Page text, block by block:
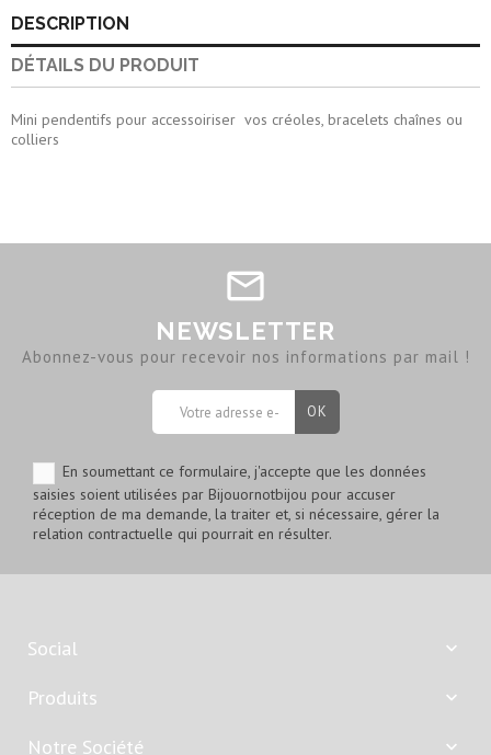
DESCRIPTION
DÉTAILS DU PRODUIT
Mini pendentifs pour accessoiriser vos créoles, bracelets chaînes ou
colliers
NEWSLETTER
Abonnez-vous pour recevoir nos informations par mail !
En soumettant ce formulaire, j'accepte que les données
saisies soient utilisées par Bijouornotbijou pour accuser
réception de ma demande, la traiter et, si nécessaire, gérer la
relation contractuelle qui pourrait en résulter.
Social 
Produits 
Notre Société 